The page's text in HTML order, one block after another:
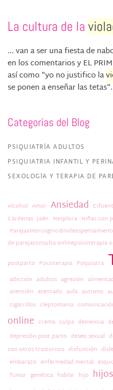
La cultura de la
... van a ser una fiesta de
en los comentarios y EL
así como "yo no justifico la
se ponen a enseñar las
Categorías del Blog
PSIQUIATRÍA ADULTOS
PSIQUIATRIA INFANTIL Y
SEXOLOGÍA Y TERAPIA DE
Alcohol Amor Ansiedad
Cárdenas Jaén Nesplora Niñas con
de parejaconsulta onlinepsicoterapia
postparto Psicoterapia Psiquiatra
adicción adultos agresión
atención atentado aula autismo
cigarrillos cleptomanía
online crema culpa demencia
depresión post parto deseo sexual
con otros trastornos disfunción
embarazo enfermedad mental
fumar genética hablar hijo hijos